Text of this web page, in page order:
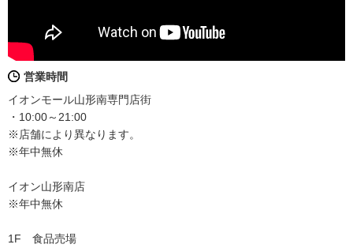
営業時間
イオンモール山形南専門店街
・10:00～21:00
※店舗により異なります。
※年中無休
イオン山形南店
※年中無休
1F 食品売場